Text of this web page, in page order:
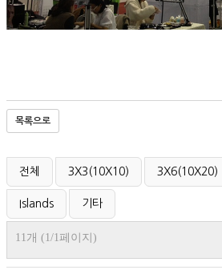
목록으로
전체 3X3(10X10) 3X6(10X20)
Islands 기타
11개 (1/1페이지)